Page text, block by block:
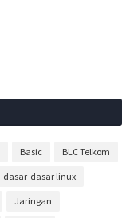
Basic BLC Telkom
dasar-dasar linux
Jaringan